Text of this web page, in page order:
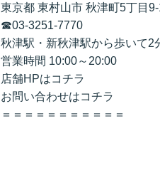
東京都 東村山市 秋津町5丁目9-
☎03-3251-7770
秋津駅・新秋津駅から歩いて2
営業時間 10:00～20:00
店舗HPはコチラ
お問い合わせはコチラ
＝＝＝＝＝＝＝＝＝＝＝